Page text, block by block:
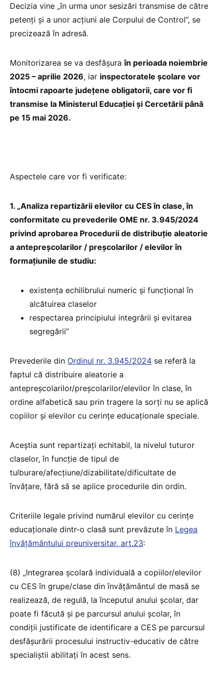
Decizia vine „în urma unor sesizări transmise de către
petenți și a unor acțiuni ale Corpului de Control”, se
precizează în adresă.
Monitorizarea se va desfășuraîn perioada noiembrie
2025 – aprilie 2026, iar inspectoratele școlare vor
întocmi rapoarte județene obligatorii, care vor fi
transmise la Ministerul Educației și Cercetării până
pe 15 mai 2026.
Aspectele care vor fi verificate:
1. „Analiza repartizării elevilor cu CES în clase, în
conformitate cu prevederile OME nr. 3.945/2024
privind aprobarea Procedurii de distribuție aleatorie
a antepreșcolarilor / preșcolarilor / elevilor în
formațiunile de studiu:
existența echilibrului numeric și funcțional în
alcătuirea claselor
respectarea principiului integrării și evitarea
segregării”
Prevederile din Ordinul nr. 3.945/2024 se referă la
faptul că distribuire aleatorie a
antepreșcolarilor/preșcolarilor/elevilor în clase, în
ordine alfabetică sau prin tragere la sorți nu se aplică
copiilor și elevilor cu cerințe educaționale speciale.
Aceștia sunt repartizați echitabil, la nivelul tuturor
claselor, în funcție de tipul de
tulburare/afecțiune/dizabilitate/dificultate de
învățare, fără să se aplice procedurile din ordin.
Criteriile legale privind numărul elevilor cu cerințe
educaționale dintr-o clasă sunt prevăzute în Legea
învățământului preuniversitar, art.23:
(8) „Integrarea școlară individuală a copiilor/elevilor
cu CES în grupe/clase din învățământul de masă se
realizează, de regulă, la începutul anului școlar, dar
poate fi făcută și pe parcursul anului școlar, în
condiții justificate de identificare a CES pe parcursul
desfășurării procesului instructiv-educativ de către
specialiștii abilitați în acest sens.